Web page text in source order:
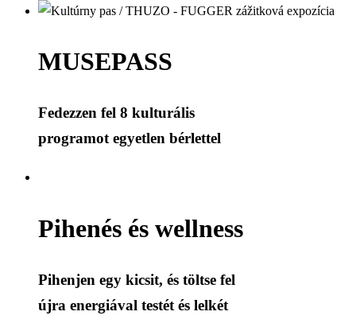
MUSEPASS
Fedezzen fel 8 kulturális
programot egyetlen bérlettel
Pihenés és wellness
Pihenjen egy kicsit, és töltse fel
újra energiával testét és lelkét